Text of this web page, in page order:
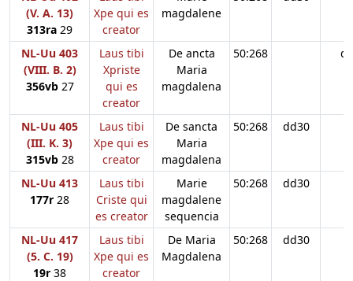
(V. A. 13)
313ra 29
Xpe qui es
creator
magdalene
NL-Uu 403
(VIII. B. 2)
356vb27
Laus tibi
Xpriste
qui es
creator
De ancta
Maria
magdalena
50:268
NL-Uu 405
(III. K. 3)
315vb28
Laus tibi
Xpe qui es
creator
De sancta
Maria
magdalena
50:268 dd30
NL-Uu 413
177r 28
Laus tibi
Criste qui
es creator
Marie
magdalene
sequencia
50:268 dd30
NL-Uu 417
(5. C. 19)
19r 38
Laus tibi
Xpe qui es
creator
De Maria
Magdalena
50:268 dd30